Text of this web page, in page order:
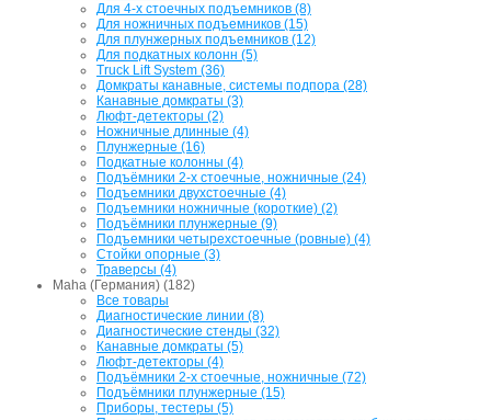
Для 4-х стоечных подъемников (8)
Для ножничных подъемников (15)
Для плунжерных подъемников (12)
Для подкатных колонн (5)
Truck Lift System (36)
Домкраты канавные, системы подпора (28)
Канавные домкраты (3)
Люфт-детекторы (2)
Ножничные длинные (4)
Плунжерные (16)
Подкатные колонны (4)
Подъёмники 2-х стоечные, ножничные (24)
Подъемники двухстоечные (4)
Подъемники ножничные (короткие) (2)
Подъёмники плунжерные (9)
Подъемники четырехстоечные (ровные) (4)
Стойки опорные (3)
Траверсы (4)
Maha (Германия) (182)
Все товары
Диагностические линии (8)
Диагностические стенды (32)
Канавные домкраты (5)
Люфт-детекторы (4)
Подъёмники 2-х стоечные, ножничные (72)
Подъёмники плунжерные (15)
Приборы, тестеры (5)